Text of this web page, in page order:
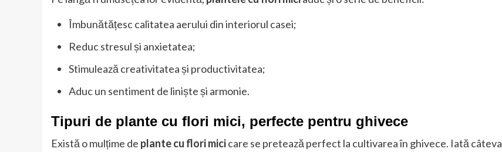
Îmbunătățesc calitatea aerului din interiorul casei;
Reduc stresul și anxietatea;
Stimulează creativitatea și productivitatea;
Aduc un sentiment de liniște și armonie.
Tipuri de plante cu flori mici, perfecte pentru ghivece
Există o mulțime de plante cu flori micicare se pretează perfect la cultivarea în ghivece. Iată câteva